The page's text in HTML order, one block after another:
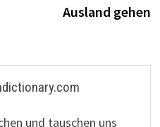
Ausland gehen
und tauschen uns